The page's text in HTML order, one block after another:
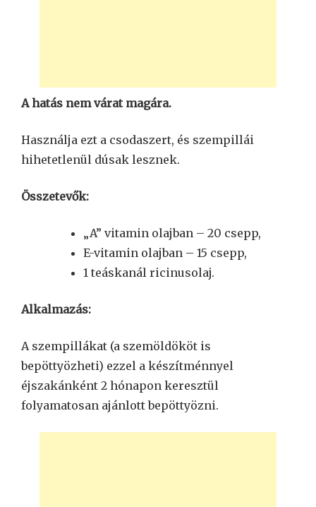
A hatás nem várat magára.
Használja ezt a csodaszert, és szempillái
hihetetlenül dúsak lesznek.
Összetevők:
„A” vitamin olajban – 20 csepp,
E-vitamin olajban – 15 csepp,
1 teáskanál ricinusolaj.
Alkalmazás:
A szempillákat (a szemöldököt is
bepöttyözheti) ezzel a készítménnyel
éjszakánként 2 hónapon keresztül
folyamatosan ajánlott bepöttyözni.